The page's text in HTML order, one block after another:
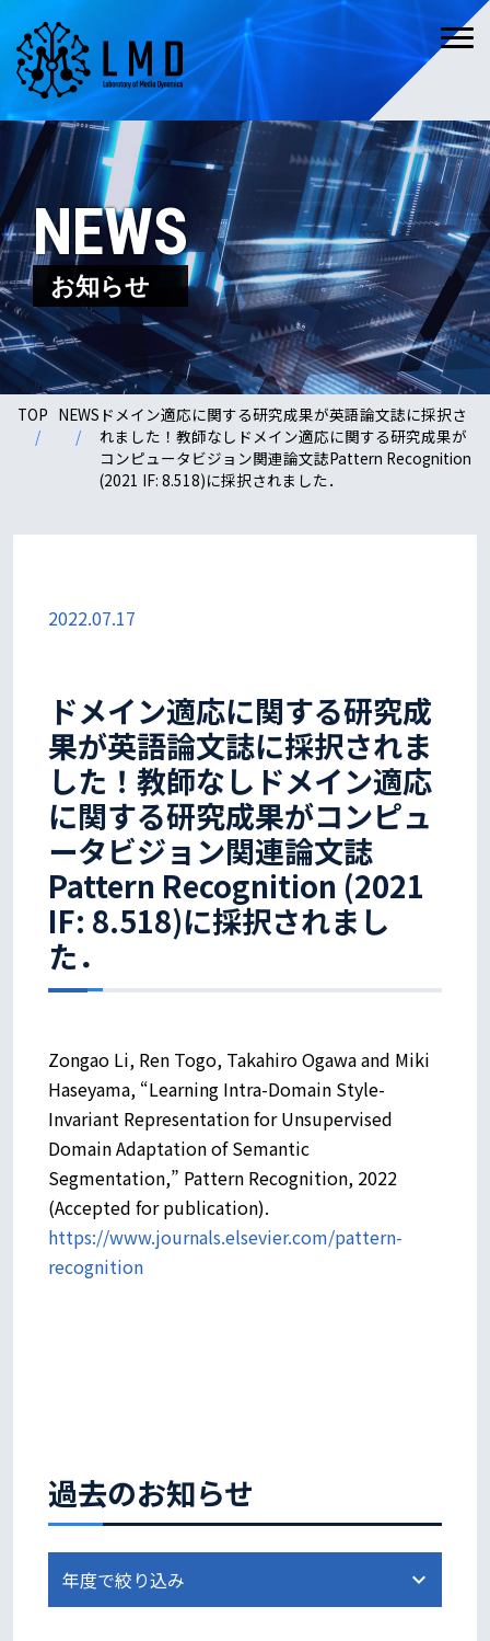
NEWS
お知らせ
TOP NEWS ドメイン適応に関する研究成果が英語論文誌に採択さ
れました！教師なしドメイン適応に関する研究成果が
コンピュータビジョン関連論文誌Pattern Recognition
(2021 IF: 8.518)に採択されました．
過去のお知らせ
2022.07.17
ドメイン適応に関する研究成
果が英語論文誌に採択されま
した！教師なしドメイン適応
に関する研究成果がコンピュ
ータビジョン関連論文誌
Pattern Recognition (2021
IF: 8.518)に採択されまし
た．
Zongao Li, Ren Togo, Takahiro Ogawa and Miki
Haseyama, “Learning Intra-Domain Style-
Invariant Representation for Unsupervised
Domain Adaptation of Semantic
Segmentation,” Pattern Recognition, 2022
(Accepted for publication).
https://www.journals.elsevier.com/pattern-
recognition